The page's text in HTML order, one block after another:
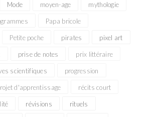
Mode moyen-age mythologie
Papa bricole
Petite poche pirates pixel art
prise de notes prix littéraire
scientifiques progression
d'apprentissage récits court
révisions rituels